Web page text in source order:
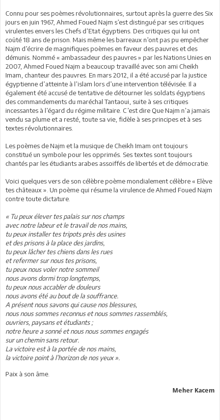
Connu pour ses poèmes révolutionnaires, surtout après la guerre des Six
jours en juin 1967, Ahmed Foued Najm s’est distingué par ses critiques
virulentes envers les Chefs d’Etat égyptiens. Des critiques qui lui ont
coûté 18 ans de prison. Mais même les barreaux n’ont pas pu empêcher
Najm d’écrire de magnifiques poèmes en faveur des pauvres et des
démunis. Nommé « ambassadeur des pauvres » par les Nations Unies en
2007, Ahmed Foued Najm a beaucoup travaillé avec son ami Cheikh
Imam, chanteur des pauvres. En mars 2012, il a été accusé par la justice
égyptienne d’atteinte à l’islam lors d’une intervention télévisée. Il a
également été accusé de tentative de détourner les soldats égyptiens
des commandements du maréchal Tantaoui, suite à ses critiques
incessantes à l’égard du régime militaire. C’est dire Que Najm n’a jamais
vendu sa plume et a resté, toute sa vie, fidèle à ses principes et à ses
textes révolutionnaires.
Les poèmes de Najm et la musique de Cheikh Imam ont toujours
constitué un symbole pour les opprimés. Ses textes sont toujours
chantés par les étudiants arabes assoiffés de libertés et de démocratie.
Voici quelques vers de son célèbre poème mondialement célèbre « Elève
tes châteaux ». Un poème qui résume la virulence de Ahmed Foued Najm
contre toute dictature.
« Tu peux élever tes palais sur nos champs
avec notre labeur et le travail de nos mains,
tu peux installer tes tripots près des usines
et des prisons à la place des jardins,
tu peux lâcher tes chiens dans les rues
et refermer sur nous tes prisons,
tu peux nous voler notre sommeil
nous avons dormi trop longtemps,
tu peux nous accabler de douleurs
nous avons été au bout de la souffrance.
A présent nous savons qui cause nos blessures,
nous nous sommes reconnus et nous sommes rassemblés,
ouvriers, paysans et étudiants ;
notre heure a sonné et nous nous sommes engagés
sur un chemin sans retour.
La victoire est à la portée de nos mains,
la victoire point à l’horizon de nos yeux ».
Paix à son âme.
Meher Kacem